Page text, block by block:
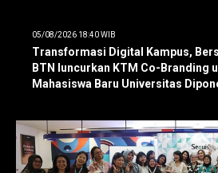
05/08/2026 18:40 WIB
Transformasi Digital Kampus,
BTN luncurkan KTM Co-Branding
Mahasiswa Baru Universitas